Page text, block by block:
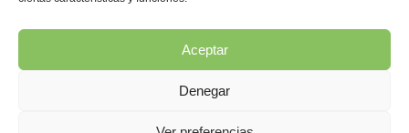
Aceptar
Denegar